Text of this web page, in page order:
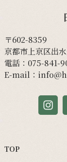
〒602-8359
京都市上京区出
電話： 075-841-
E-mail：
TOP